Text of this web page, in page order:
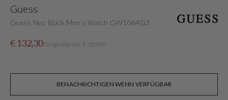
Guess
Guess Neo Black Men's Watch GW1064G3
Verkaufspreis
€ 132,30
NormalerOriginalpreis: € 189,00
BENACHRICHTIGEN WENN VERFÜGBAR